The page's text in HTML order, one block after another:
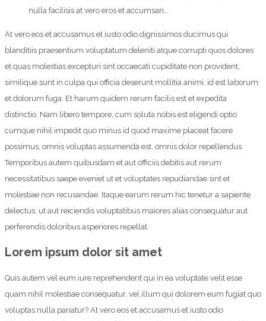
nulla facilisis at vero eros et accumsan…
At vero eos et accusamus et iusto odio dignissimos ducimus qui
blanditiis praesentium voluptatum deleniti atque corrupti quos dolores
et quas molestias excepturi sint occaecati cupiditate non provident,
similique sunt in culpa qui officia deserunt mollitia animi, id est laborum
et dolorum fuga. Et harum quidem rerum facilis est et expedita
distinctio. Nam libero tempore, cum soluta nobis est eligendi optio
cumque nihil impedit quo minus id quod maxime placeat facere
possimus, omnis voluptas assumenda est, omnis dolor repellendus.
Temporibus autem quibusdam et aut officiis debitis aut rerum
necessitatibus saepe eveniet ut et voluptates repudiandae sint et
molestiae non recusandae. Itaque earum rerum hic tenetur a sapiente
delectus, ut aut reiciendis voluptatibus maiores alias consequatur aut
perferendis doloribus asperiores repellat.
Lorem ipsum dolor sit amet
Quis autem vel eum iure reprehenderit qui in ea voluptate velit esse
quam nihil molestiae consequatur, vel illum qui dolorem eum fugiat quo
voluptas nulla pariatur? At vero eos et accusamus et iusto odio